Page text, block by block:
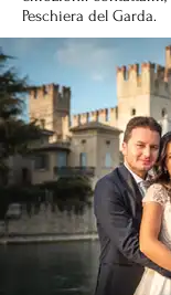
Peschiera del Garda.